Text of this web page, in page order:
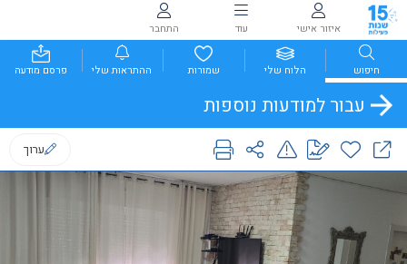
איזור אישי עוד התחבר
חיפוש הלוח שלי שמורות ההתראות שלי פרסם מודעה
עבור למודעות נוספות
ערוך